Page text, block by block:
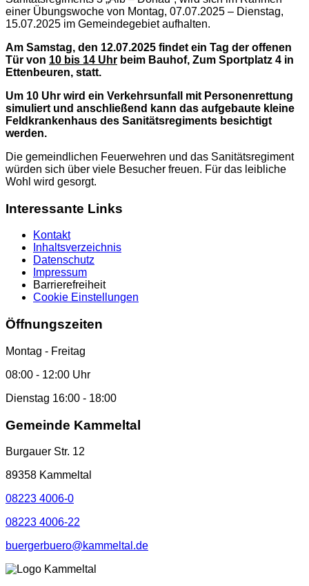
einer Übungswoche von Montag, 07.07.2025 – Dienstag,
15.07.2025 im Gemeindegebiet aufhalten.
Am Samstag, den 12.07.2025 findet ein Tag der offenen
Tür von 10 bis 14 Uhr beim Bauhof, Zum Sportplatz 4 in
Ettenbeuren, statt.
Um 10 Uhr wird ein Verkehrsunfall mit Personenrettung
simuliert und anschließend kann das aufgebaute kleine
Feldkrankenhaus des Sanitätsregiments besichtigt
werden.
Die gemeindlichen Feuerwehren und das Sanitätsregiment
würden sich über viele Besucher freuen. Für das leibliche
Wohl wird gesorgt.
Interessante Links
Kontakt
Inhaltsverzeichnis
Datenschutz
Impressum
Barrierefreiheit
Cookie Einstellungen
Öffnungszeiten
Montag - Freitag
08:00 - 12:00 Uhr
Dienstag 16:00 - 18:00
Gemeinde Kammeltal
Burgauer Str. 12
89358 Kammeltal
08223 4006-0
08223 4006-22
buergerbuero@kammeltal.de